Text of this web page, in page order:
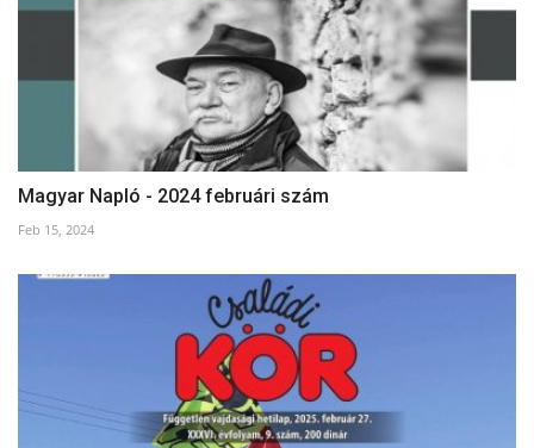
Magyar Napló - 2024 februári szám
Feb 15, 2024